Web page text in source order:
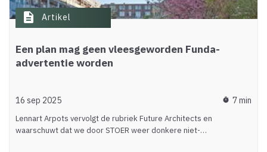
description Artikel
Een plan mag geen vleesgeworden Funda-
advertentie worden
16 sep 2025 timer 7 min
Lennart Arpots vervolgt de rubriek Future Architects en
waarschuwt dat we door STOER weer donkere niet-…